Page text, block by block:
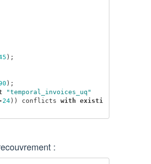
);
);
"temporal_invoices_uq"
- 24)) conflicts with
existi
: